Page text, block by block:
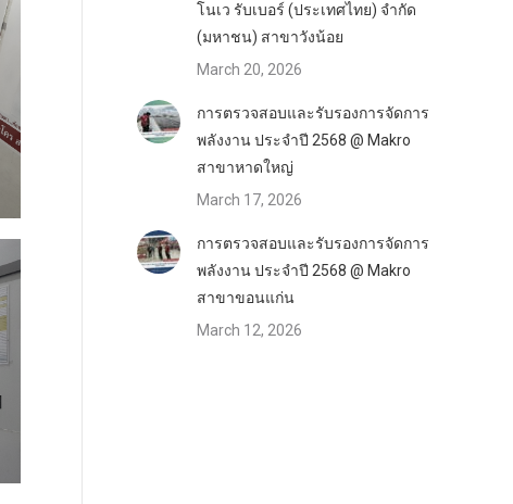
โนเว รับเบอร์ (ประเทศไทย) จำกัด
(มหาชน) สาขาวังน้อย
March 20, 2026
การตรวจสอบและรับรองการจัดการ
พลังงาน ประจำปี 2568 @ Makro
สาขาหาดใหญ่
March 17, 2026
การตรวจสอบและรับรองการจัดการ
พลังงาน ประจำปี 2568 @ Makro
สาขาขอนแก่น
March 12, 2026